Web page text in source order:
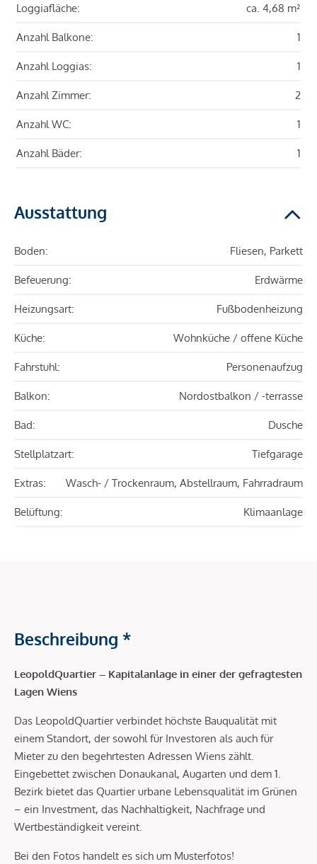
Loggiafläche: ca. 4,68 m²
Anzahl Balkone: 1
Anzahl Loggias: 1
Anzahl Zimmer: 2
Anzahl WC: 1
Anzahl Bäder: 1
Ausstattung
Boden: Fliesen, Parkett
Befeuerung: Erdwärme
Heizungsart: Fußbodenheizung
Küche: Wohnküche / offene Küche
Fahrstuhl: Personenaufzug
Balkon: Nordostbalkon / -terrasse
Bad: Dusche
Stellplatzart: Tiefgarage
Extras: Wasch- / Trockenraum, Abstellraum, Fahrradraum
Belüftung: Klimaanlage
Beschreibung *
LeopoldQuartier – Kapitalanlage in einer der gefragtesten
Lagen Wiens
Das LeopoldQuartier verbindet höchste Bauqualität mit
einem Standort, der sowohl für Investoren als auch für
Mieter zu den begehrtesten Adressen Wiens zählt.
Eingebettet zwischen Donaukanal, Augarten und dem 1.
Bezirk bietet das Quartier urbane Lebensqualität im Grünen
– ein Investment, das Nachhaltigkeit, Nachfrage und
Wertbeständigkeit vereint.
Bei den Fotos handelt es sich um Musterfotos!